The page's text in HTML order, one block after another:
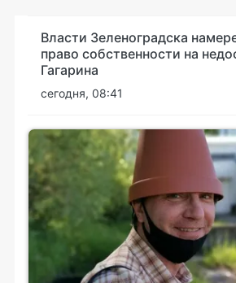
Власти Зеленоградска
право собственности на
Гагарина
сегодня, 08:41